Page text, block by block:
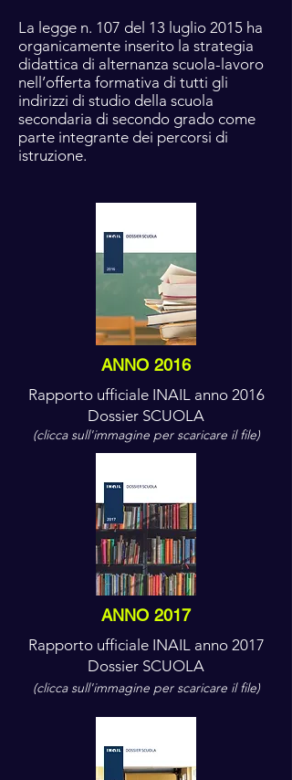
La legge n. 107 del 13 luglio 2015 ha
organicamente inserito la strategia
didattica di alternanza scuola-lavoro
nell’offerta formativa di tutti gli
indirizzi di studio della scuola
secondaria di secondo grado come
parte integrante dei percorsi di
istruzione.
ANNO 2016
Rapporto ufficiale INAIL anno 2016
Dossier SCUOLA
(clicca sull'immagine per scaricare il file)
ANNO 2017
Rapporto ufficiale INAIL anno 2017
Dossier SCUOLA
(clicca sull'immagine per scaricare il file)